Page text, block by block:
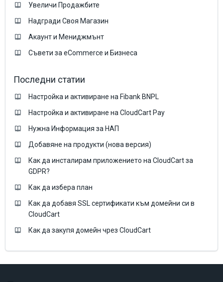
Увеличи Продажбите
Надгради Своя Магазин
Акаунт и Мениджмънт
Съвети за eCommerce и Бизнеса
Последни статии
Настройка и активиране на Fibank BNPL
Настройка и активиране на CloudCart Pay
Нужна Информация за НАП
Добавяне на продукти (нова версия)
Как да инсталирам приложението на CloudCart за
GDPR?
Как да избера план
Как да добавя SSL сертификати към домейни си в
CloudCart
Как да закупя домейн чрез CloudCart